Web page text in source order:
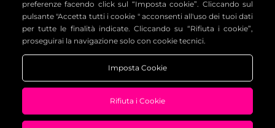
Voilàp Digital S.r.l. - Via Archimede, 10 - 41019 Limidi di
Soliera (MO) - ITALY - C.F - P.IVA 03556220360
preferenze facendo click sul “Imposta cookie”. Cliccando sul
pulsante "Accetta tutti i cookie " acconsenti all'uso dei tuoi dati
per tutte le finalità indicate. Cliccando su “Rifiuta i cookie”,
proseguirai la navigazione solo con cookie tecnici.
Imposta Cookie
Rifiuta i Cookie